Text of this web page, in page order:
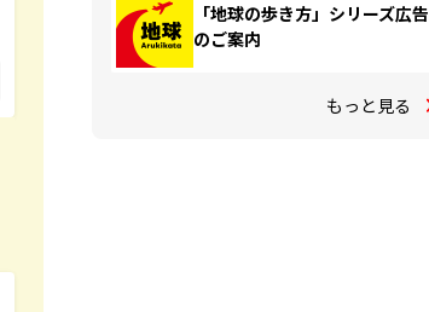
「地球の歩き方」シリーズ広告
のご案内
もっと見る